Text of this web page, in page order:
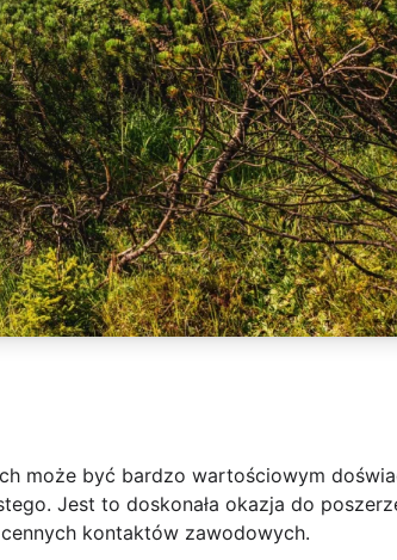
może być bardzo wartościowym
Jest to doskonała okazja do
kontaktów zawodowych.